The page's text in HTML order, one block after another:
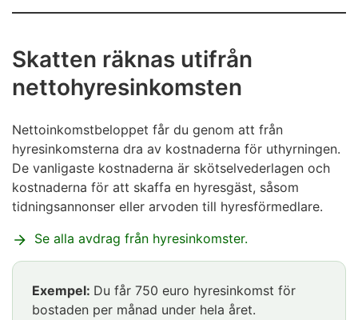
Skatten räknas utifrån
nettohyresinkomsten
Nettoinkomstbeloppet får du genom att från
hyresinkomsterna dra av kostnaderna för uthyrningen.
De vanligaste kostnaderna är skötselvederlagen och
kostnaderna för att skaffa en hyresgäst, såsom
tidningsannonser eller arvoden till hyresförmedlare.
Se alla avdrag från hyresinkomster.
Exempel: Du får 750 euro hyresinkomst för
bostaden per månad under hela året.